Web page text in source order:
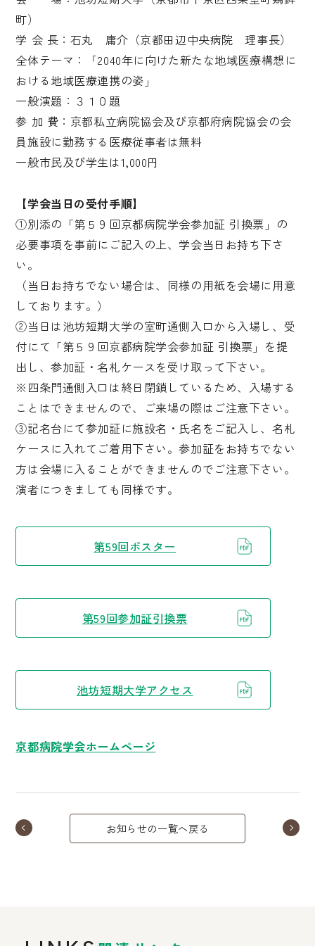
町）
学 会 長：石丸 庸介（京都田辺中央病院 理事長）
全体テーマ：「2040年に向けた新たな地域医療構想に
おける地域医療連携の姿」
一般演題：３１０題
参 加 費：京都私立病院協会及び京都府病院協会の会
員施設に勤務する医療従事者は無料
一般市民及び学生は1,000円
【学会当日の受付手順】
①別添の「第５９回京都病院学会参加証 引換票」の
必要事項を事前にご記入の上、学会当日お持ち下さ
い。
（当日お持ちでない場合は、同様の用紙を会場に用意
しております。）
②当日は池坊短期大学の室町通側入口から入場し、受
付にて「第５９回京都病院学会参加証 引換票」を提
出し、参加証・名札ケースを受け取って下さい。
※四条門通側入口は終日閉鎖しているため、入場する
ことはできませんので、ご来場の際はご注意下さい。
③記名台にて参加証に施設名・氏名をご記入し、名札
ケースに入れてご着用下さい。参加証をお持ちでない
方は会場に入ることができませんのでご注意下さい。
演者につきましても同様です。
第59回ポスター
第59回参加証引換票
池坊短期大学アクセス
京都病院学会ホームページ
お知らせの一覧へ戻る